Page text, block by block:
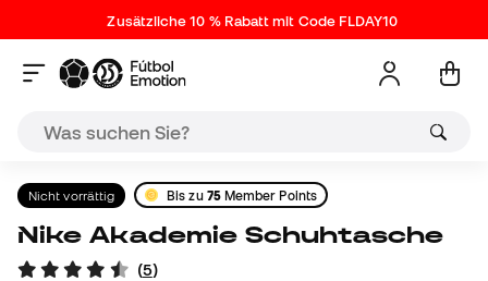
Zusätzliche 10 % Rabatt mit Code FLDAY10
Nicht vorrättig Bis zu 75Member Points
Nike Akademie Schuhtasche
(5)